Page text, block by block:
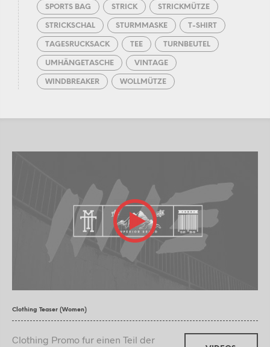
SPORTS BAG STRICK STRICKMÜTZE
STRICKSCHAL STURMMASKE T-SHIRT
TAGESRUCKSACK TEE TURNBEUTEL
UMHÄNGETASCHE VINTAGE
WINDBREAKER WOLLMÜTZE
Clothing Teaser (Women)
Clothing Promo fur einen Teil der